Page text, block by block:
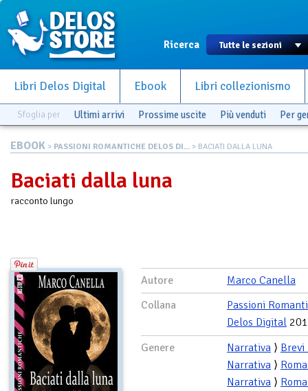
Ricerca
Libri Delos Digital Ebook Libri collezionismo
Sfoglia per Ultimi arrivi Prossime uscite Più venduti Per
EBOOK > PASSIONI ROMANTICHE DELOS DI... > BACIATI DALLA LUNA
Baciati dalla luna
racconto lungo
Autore
Marco Canella
Collana
Passioni
Delos Digital
Genere
Narrativa ⟩ Brevi
Narrativa ⟩
Narrativa ⟩